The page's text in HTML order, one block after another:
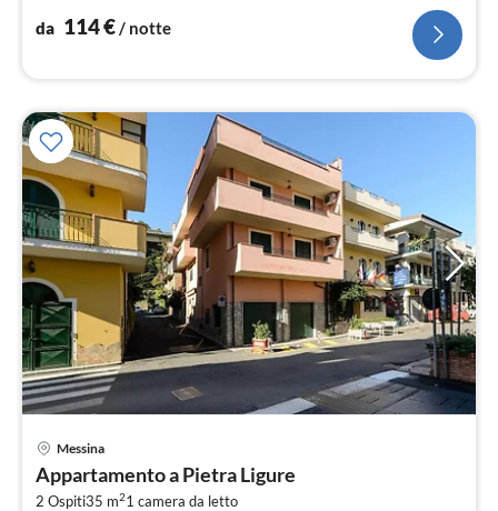
da 114€/ notte
Messina
Appartamento a Pietra Ligure
2 Ospiti35 m21 camera da letto